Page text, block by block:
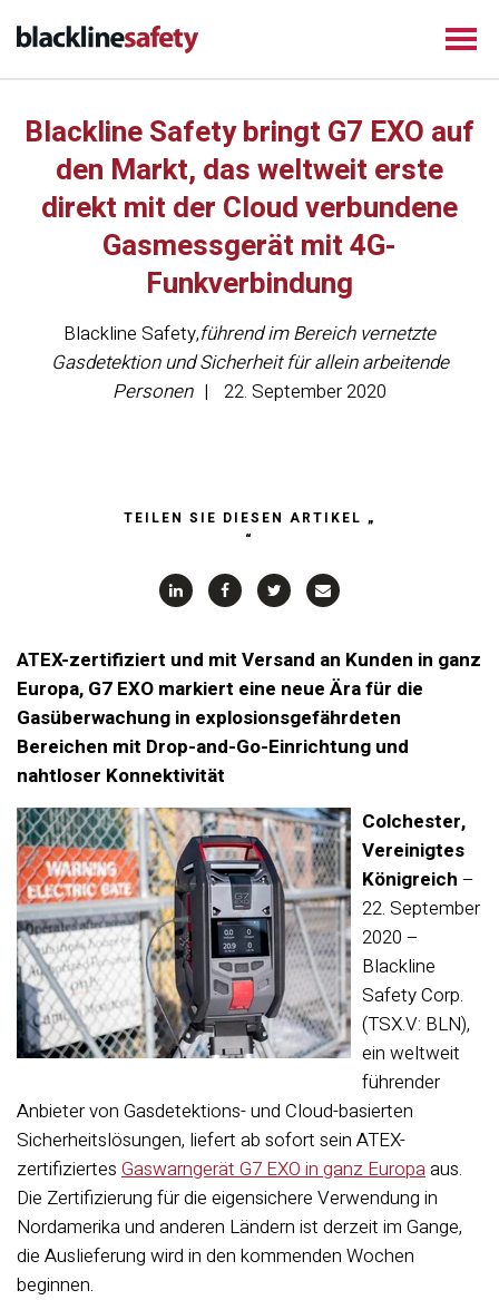
Blackline Safety bringt G7 EXO auf
den Markt, das weltweit erste
direkt mit der Cloud verbundene
Gasmessgerät mit 4G-
Funkverbindung
Blackline Safety,führend im Bereich vernetzte
Gasdetektion und Sicherheit für allein arbeitende
Personen
22. September 2020
TEILEN SIE DIESEN ARTIKEL „
“
ATEX-zertifiziert und mit Versand an Kunden in ganz
Europa, G7 EXO markiert eine neue Ärafür die
Gasüberwachung in explosionsgefährdeten
Bereichen mit Drop-and-Go-Einrichtung und
nahtloser Konnektivität
Colchester,
Vereinigtes
Königreich –
22. September
2020 –
Blackline
Safety Corp.
(TSX.V: BLN),
ein weltweit
führender
Anbieter von Gasdetektions- und Cloud-basierten
Sicherheitslösungen, liefert ab sofort sein ATEX-
zertifiziertes Gaswarngerät G7 EXO in ganz Europaaus.
Die Zertifizierung für die eigensichere Verwendung in
Nordamerika und anderen Ländern ist derzeit im Gange,
die Auslieferung wird in den kommenden Wochen
beginnen.